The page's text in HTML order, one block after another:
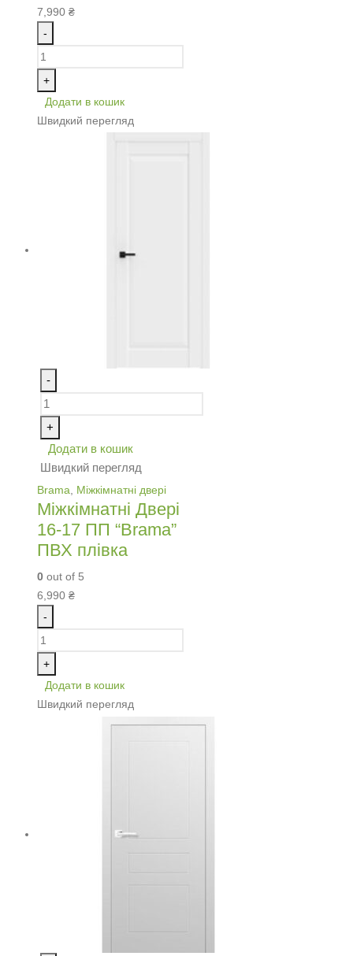
7,990 ₴
-
+
Додати в кошик
Швидкий перегляд
-
+
Додати в кошик
Швидкий перегляд
Brama Міжкімнатні двері
Міжкімнатні Двері
16-17 ПП “Brama”
ПВХ плівка
0 out of 5
6,990 ₴
-
+
Додати в кошик
Швидкий перегляд